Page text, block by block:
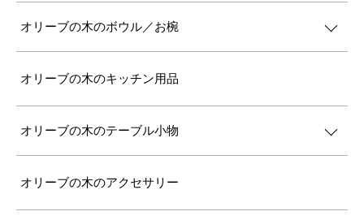
オリーブの木のボウル／お椀
オリーブの木のキッチン用品
オリーブの木のテーブル小物
オリーブの木のアクセサリー